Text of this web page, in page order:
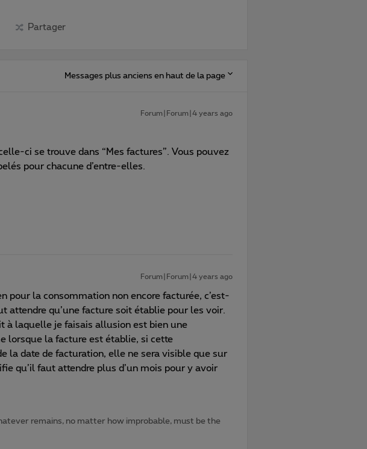
Partager
Messages plus anciens en haut de la page
Forum|Forum|4 years ago
ci se trouve dans “Mes factures”. Vous pouvez
pour chacune d’entre-elles.
Forum|Forum|4 years ago
pour la consommation non encore facturée, c’est-
attendre qu’une facture soit établie pour les voir.
à laquelle je faisais allusion est bien une
lorsque la facture est établie, si cette
la date de facturation, elle ne sera visible que sur
qu’il faut attendre plus d’un mois pour y avoir
remains, no matter how improbable, must be the